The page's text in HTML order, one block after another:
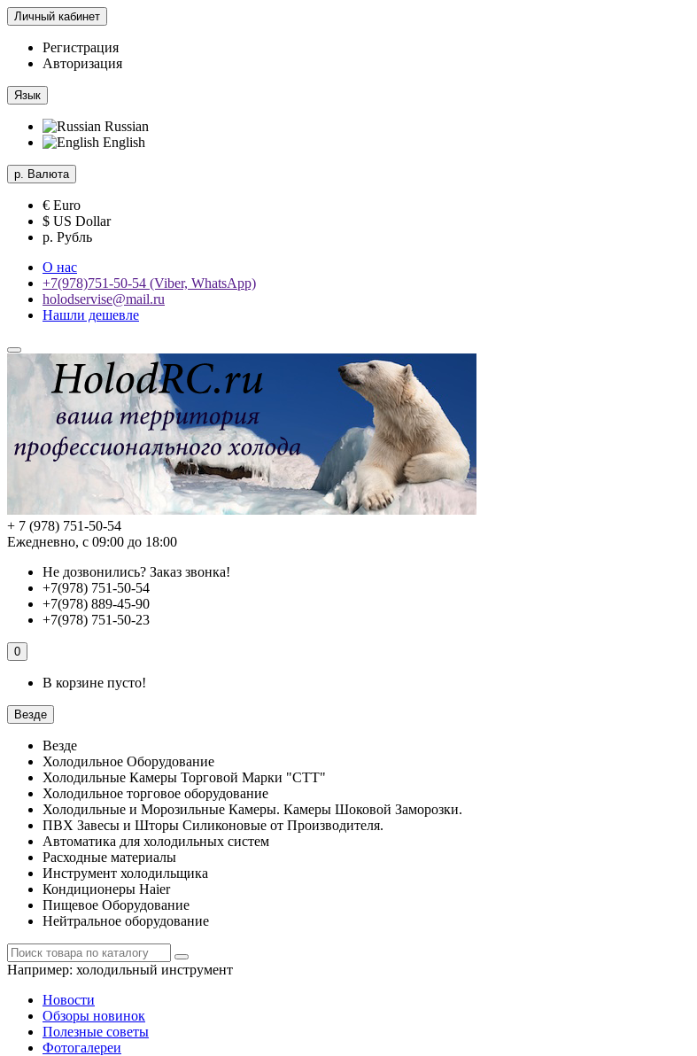
Личный кабинет
Регистрация
Авторизация
Язык
Russian
English
р. Валюта
€ Euro
$ US Dollar
р. Рубль
О нас
+7(978)751-50-54 (Viber, WhatsApp)
holodservise@mail.ru
Нашли дешевле
+ 7 (978) 751-50-54
Ежедневно, с 09:00 до 18:00
Не дозвонились? Заказ звонка!
+7(978) 751-50-54
+7(978) 889-45-90
+7(978) 751-50-23
0
В корзине пусто!
Везде
Везде
Холодильное Оборудование
Холодильные Камеры Торговой Марки "СТТ"
Холодильное торговое оборудование
Холодильные и Морозильные Камеры. Камеры Шоковой Заморозки.
ПВХ Завесы и Шторы Силиконовые от Производителя.
Автоматика для холодильных систем
Расходные материалы
Инструмент холодильщика
Кондиционеры Haier
Пищевое Оборудование
Нейтральное оборудование
Например: холодильный инструмент
Новости
Обзоры новинок
Полезные советы
Фотогалереи